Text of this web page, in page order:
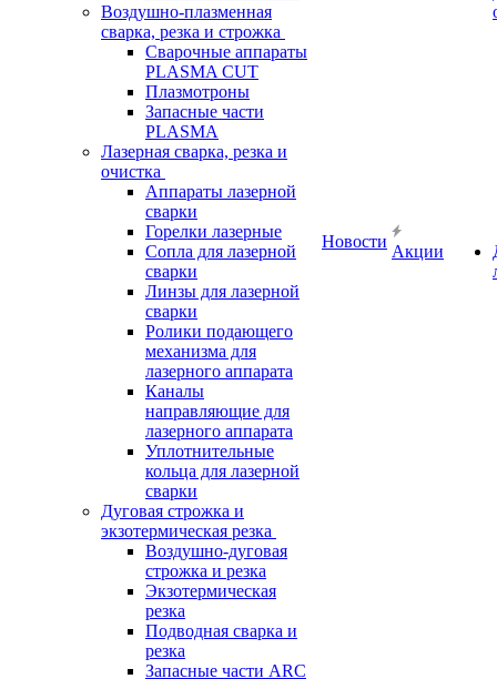
Воздушно-плазменная
сварка, резка и строжка
Сварочные аппараты
PLASMA CUT
Плазмотроны
Запасные части
PLASMA
Лазерная сварка, резка и
очистка
Аппараты лазерной
сварки
Горелки лазерные
Сопла для лазерной
сварки
Линзы для лазерной
сварки
Ролики подающего
механизма для
лазерного аппарата
Каналы
направляющие для
лазерного аппарата
Уплотнительные
кольца для лазерной
сварки
Дуговая строжка и
экзотермическая резка
Воздушно-дуговая
строжка и резка
Экзотермическая
резка
Подводная сварка и
резка
Запасные части ARC
Новости
Акции